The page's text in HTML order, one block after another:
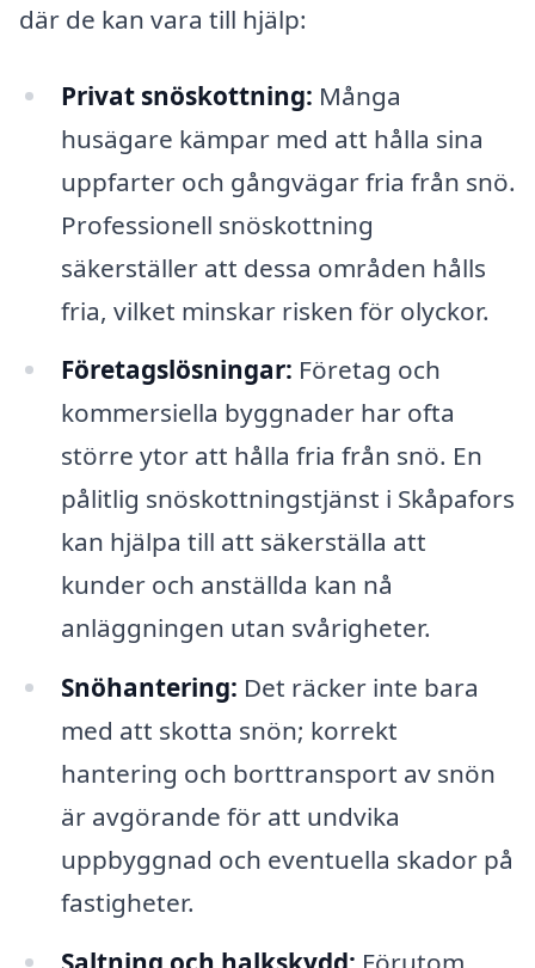
där de kan vara till hjälp:
Privat snöskottning: Många
husägare kämpar med att hålla sina
uppfarter och gångvägar fria från snö.
Professionell snöskottning
säkerställer att dessa områden hålls
fria, vilket minskar risken för olyckor.
Företagslösningar: Företag och
kommersiella byggnader har ofta
större ytor att hålla fria från snö. En
pålitlig snöskottningstjänst i Skåpafors
kan hjälpa till att säkerställa att
kunder och anställda kan nå
anläggningen utan svårigheter.
Snöhantering: Det räcker inte bara
med att skotta snön; korrekt
hantering och borttransport av snön
är avgörande för att undvika
uppbyggnad och eventuella skador på
fastigheter.